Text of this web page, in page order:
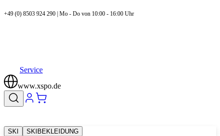
+49 (0) 8503 924 290 | Mo - Do von 10:00 - 16:00 Uhr
Service
www.xspo.de
SKI SKIBEKLEIDUNG